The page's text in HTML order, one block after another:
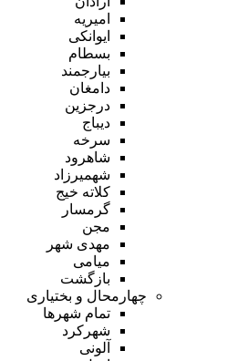
امیریه
ایوانکی
بسطام
بیارجمند
دامغان
درجزین
دیباج
سرخه
شاهرود
شهمیرزاد
کلاته خیج
گرمسار
مجن
مهدی شهر
میامی
بازگشت
چهارمحال و بختیاری
تمام شهر‌ها
شهرکرد
آلونی